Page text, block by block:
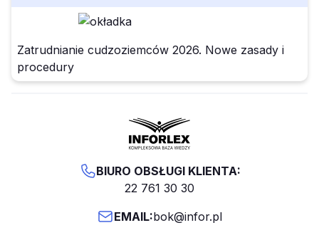
Zatrudnianie cudzoziemców 2026. Nowe zasady i
procedury
BIURO OBSŁUGI KLIENTA:
22 761 30 30
EMAIL:bok@infor.pl